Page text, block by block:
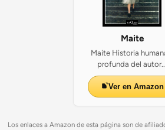
Maite
Maite Historia
profunda del
Ver en Amazon
Los enlaces a Amazon de esta página son de